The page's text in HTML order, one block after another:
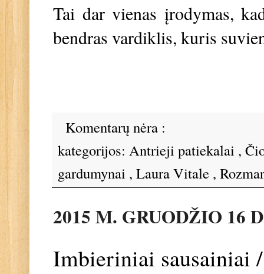
Tai dar vienas įrodymas,
bendras vardiklis, kuris
Komentarų nėra :
kategorijos: Antrieji patiekalai ,
gardumynai , Laura Vitale ,
2015 M. GRUODŽIO 16
Imbieriniai sausainiai